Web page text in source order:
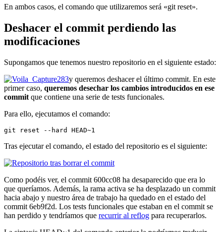
En ambos casos, el comando que utilizaremos será «git reset».
Deshacer el commit perdiendo las
modificaciones
Supongamos que tenemos nuestro repositorio en el siguiente estado:
y queremos deshacer el último commit. En este
primer caso, queremos desechar los cambios introducidos en ese
commit que contiene una serie de tests funcionales.
Para ello, ejecutamos el comando:
git reset --hard HEAD~1
Tras ejecutar el comando, el estado del repositorio es el siguiente:
Como podéis ver, el commit 600cc08 ha desaparecido que era lo
que queríamos. Además, la rama activa se ha desplazado un commit
hacia abajo y nuestro área de trabajo ha quedado en el estado del
commit 6eb9f2d. Los tests funcionales que estaban en el commit se
han perdido y tendríamos que recurrir al reflog para recuperarlos.